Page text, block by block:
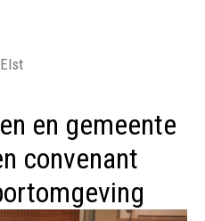
en gemeente
convenant